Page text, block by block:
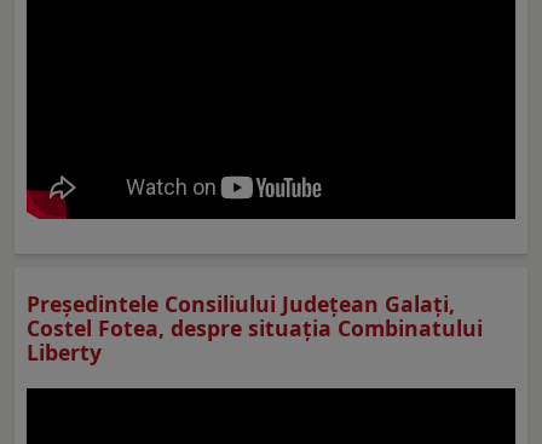
Preşedintele Consiliului Judeţean Galaţi,
Costel Fotea, despre situaţia Combinatului
Liberty